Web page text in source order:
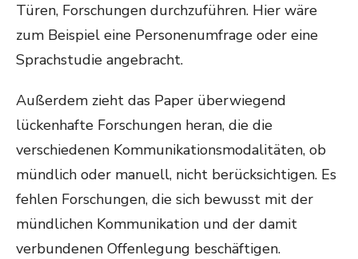
Türen, Forschungen durchzuführen. Hier wäre
zum Beispiel eine Personenumfrage oder eine
Sprachstudie angebracht.
Außerdem zieht das Paper überwiegend
lückenhafte Forschungen heran, die die
verschiedenen Kommunikationsmodalitäten, ob
mündlich oder manuell, nicht berücksichtigen. Es
fehlen Forschungen, die sich bewusst mit der
mündlichen Kommunikation und der damit
verbundenen Offenlegung beschäftigen.